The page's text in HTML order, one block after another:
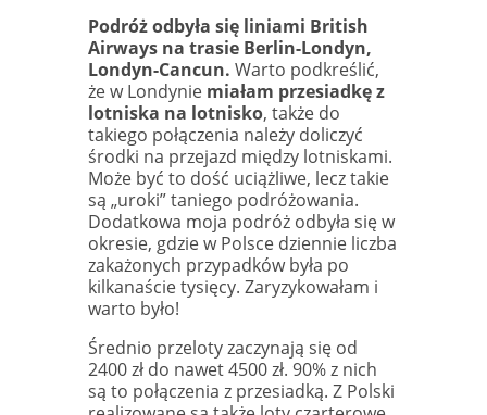
Podróż odbyła się liniami British
Airways na trasie Berlin-Londyn,
Londyn-Cancun. Warto podkreślić,
że w Londynie miałam przesiadkę z
lotniska na lotnisko, także do
takiego połączenia należy doliczyć
środki na przejazd między lotniskami.
Może być to dość uciążliwe, lecz takie
są „uroki” taniego podróżowania.
Dodatkowa moja podróż odbyła się w
okresie, gdzie w Polsce dziennie liczba
zakażonych przypadków była po
kilkanaście tysięcy. Zaryzykowałam i
warto było!
Średnio przeloty zaczynają się od
2400 zł do nawet 4500 zł. 90% z nich
są to połączenia z przesiadką. Z Polski